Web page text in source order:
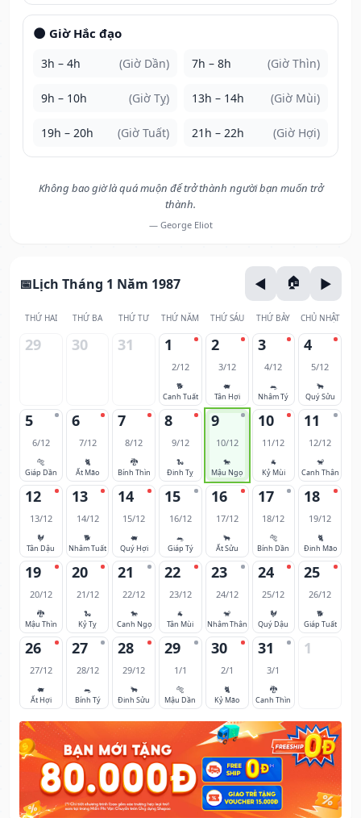
🌑 Giờ Hắc đạo
3h – 4h (Giờ Dần) 7h – 8h (Giờ Thìn)
9h – 10h (Giờ Tỵ) 13h – 14h (Giờ Mùi)
19h – 20h (Giờ Tuất) 21h – 22h (Giờ Hợi)
Không bao giờ là quá muộn để trở thành người bạn muốn trở
thành.
— George Eliot
Lịch Tháng 1 Năm 1987
THỨ HAI THỨ BA THỨ TƯ THỨ NĂM THỨ SÁU THỨ BẢY CHỦ NHẬT
29 30 31 1
2/12
🐕
Canh Tuất
2
3/12
🐖
Tân Hợi
3
4/12
🐀
Nhâm Tý
4
5/12
🐂
Quý Sửu
5
6/12
🐅
Giáp Dần
6
7/12
🐈
Ất Mão
7
8/12
🐉
Bính Thìn
8
9/12
🐍
Đinh Tỵ
9
10/12
🐎
Mậu Ngọ
10
11/12
🐐
Kỷ Mùi
11
12/12
🐒
Canh Thân
12
13/12
🐓
Tân Dậu
13
14/12
🐕
Nhâm Tuất
14
15/12
🐖
Quý Hợi
15
16/12
🐀
Giáp Tý
16
17/12
🐂
Ất Sửu
17
18/12
🐅
Bính Dần
18
19/12
🐈
Đinh Mão
19
20/12
🐉
Mậu Thìn
20
21/12
🐍
Kỷ Tỵ
21
22/12
🐎
Canh Ngọ
22
23/12
🐐
Tân Mùi
23
24/12
🐒
Nhâm Thân
24
25/12
🐓
Quý Dậu
25
26/12
🐕
Giáp Tuất
26
27/12
🐖
Ất Hợi
27
28/12
🐀
Bính Tý
28
29/12
🐂
Đinh Sửu
29
1/1
🐅
Mậu Dần
30
2/1
🐈
Kỷ Mão
31
3/1
🐉
Canh Thìn
1